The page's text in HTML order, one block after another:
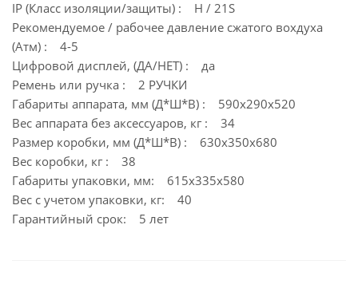
IP (Класс изоляции/защиты) : H / 21S
Рекомендуемое / рабочее давление сжатого вохдуха
(Атм) : 4-5
Цифровой дисплей, (ДА/НЕТ) : да
Ремень или ручка : 2 РУЧКИ
Габариты аппарата, мм (Д*Ш*В) : 590х290х520
Вес аппарата без аксессуаров, кг : 34
Размер коробки, мм (Д*Ш*В) : 630х350х680
Вес коробки, кг : 38
Габариты упаковки, мм: 615х335х580
Вес с учетом упаковки, кг: 40
Гарантийный срок: 5 лет